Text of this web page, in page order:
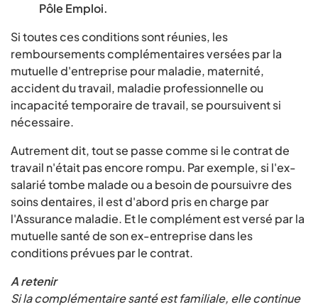
Pôle Emploi.
Si toutes ces conditions sont réunies, les
remboursements complémentaires versées par la
mutuelle d'entreprise pour maladie, maternité,
accident du travail, maladie professionnelle ou
incapacité temporaire de travail, se poursuivent si
nécessaire.
Autrement dit, tout se passe comme si le contrat de
travail n'était pas encore rompu. Par exemple, si l'ex-
salarié tombe malade ou a besoin de poursuivre des
soins dentaires, il est d'abord pris en charge par
l'Assurance maladie. Et le complément est versé par la
mutuelle santé de son ex-entreprise dans les
conditions prévues par le contrat.
A retenir
Si la complémentaire santé est familiale, elle continue